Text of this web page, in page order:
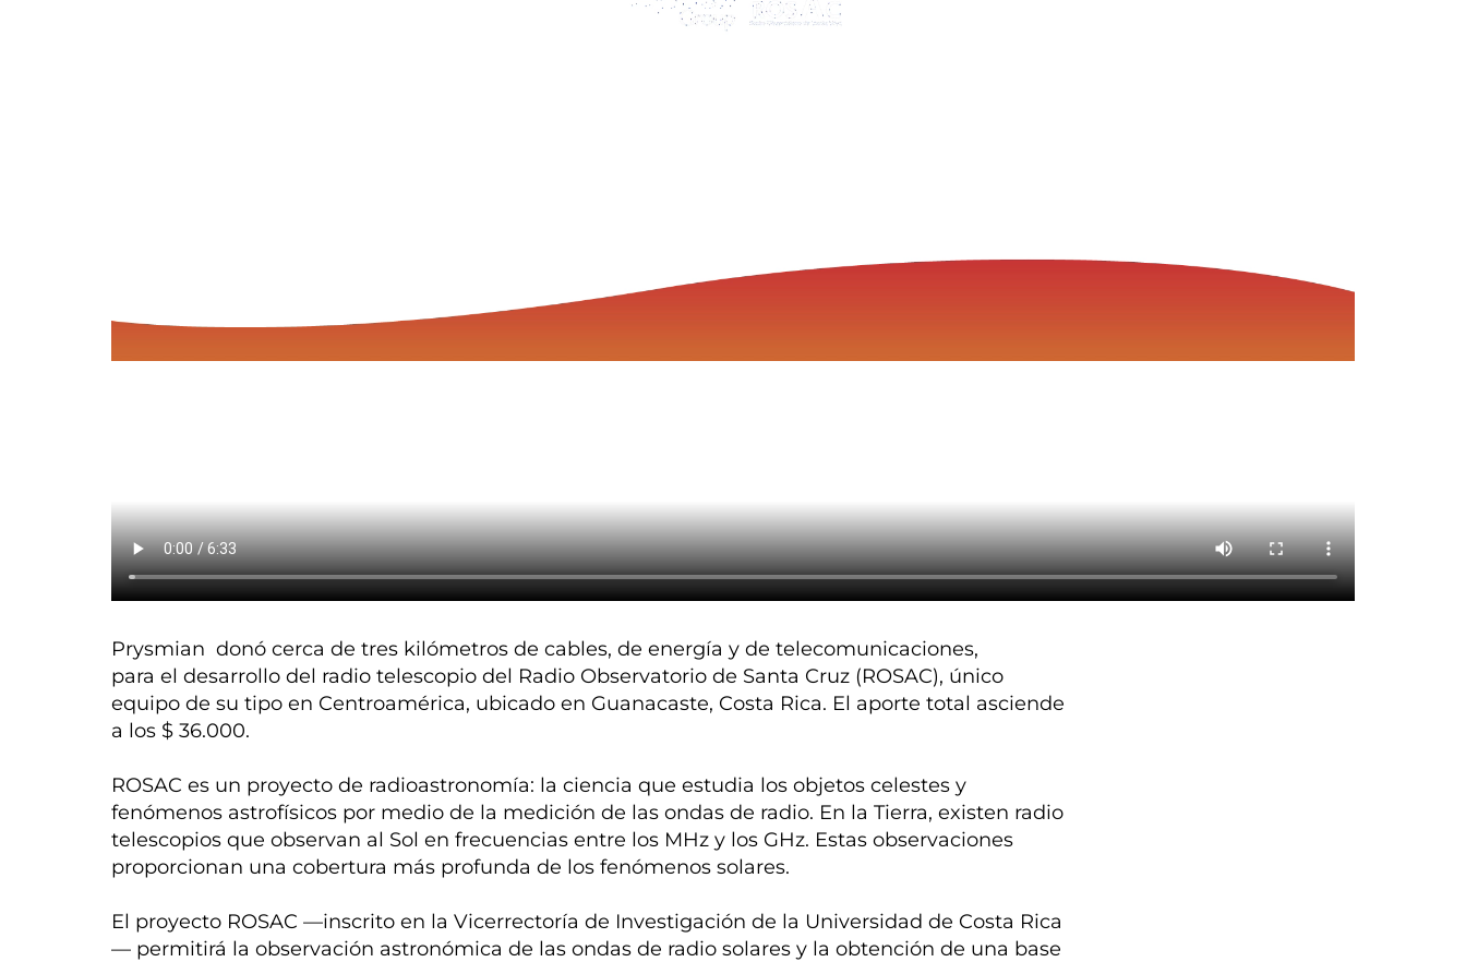
Prysmian donó cerca de tres kilómetros de cables, de energía y de telecomunicaciones,
para el desarrollo del radio telescopio del Radio Observatorio de Santa Cruz (ROSAC), único
equipo de su tipo en Centroamérica, ubicado en Guanacaste, Costa Rica. El aporte total asciende
a los $ 36.000.
ROSAC es un proyecto de radioastronomía: la ciencia que estudia los objetos celestes y
fenómenos astrofísicos por medio de la medición de las ondas de radio. En la Tierra, existen radio
telescopios que observan al Sol en frecuencias entre los MHz y los GHz. Estas observaciones
proporcionan una cobertura más profunda de los fenómenos solares.
El proyecto ROSAC —inscrito en la Vicerrectoría de Investigación de la Universidad de Costa Rica
— permitirá la observación astronómica de las ondas de radio solares y la obtención de una base